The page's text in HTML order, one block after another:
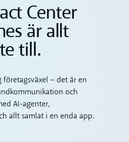
Center
är allt
till.
företagsväxel – det är en
och
AI-agenter,
allt samlat i en enda app.